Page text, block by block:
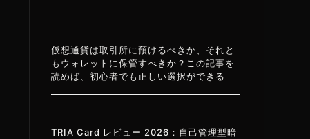
仮想通貨は取引所に預けるべきか、それと
もウォレットに保管すべきか？この記事を
読めば、初心者でも正しい選択ができる
TRIA Card レビュー 2026：自己管理型暗